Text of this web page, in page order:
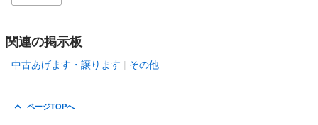
関連の掲示板
中古あげます・譲ります その他
ページTOPへ